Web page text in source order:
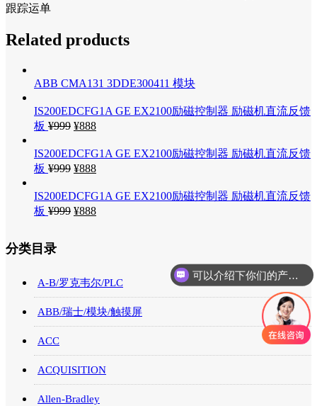
跟踪运单
Related products
ABB CMA131 3DDE300411 模块
IS200EDCFG1A GE EX2100励磁控制器 励磁机直流反馈
板 ¥999 ¥888
IS200EDCFG1A GE EX2100励磁控制器 励磁机直流反馈
板 ¥999 ¥888
IS200EDCFG1A GE EX2100励磁控制器 励磁机直流反馈
板 ¥999 ¥888
分类目录
A-B/罗克韦尔/PLC
ABB/瑞士/模块/触摸屏
ACC
ACQUISITION
Allen-Bradley
可以介绍下你们的产品么